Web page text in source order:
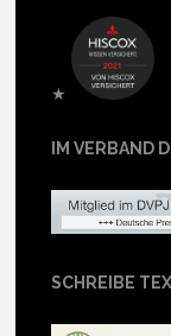
★
IM VERBAND
SCHREIBE